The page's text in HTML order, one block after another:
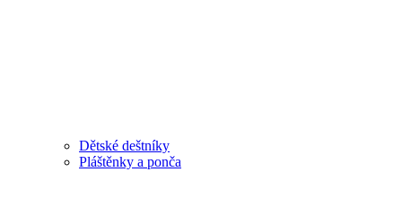
Dětské deštníky
Pláštěnky a ponča